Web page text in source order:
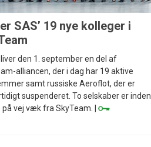
SAS’ 19 nye kolleger i
den 1. september en del af
alliancen, der i dag har 19 aktive
samt russiske Aeroflot, der er
suspenderet. To selskaber er inden
vej væk fra SkyTeam. |